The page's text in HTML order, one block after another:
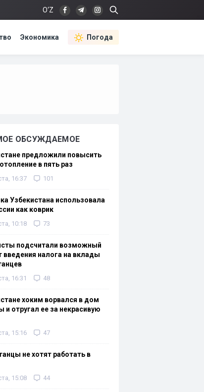
O‘Z
Экономика Погода
ОБСУЖДАЕМОЕ
предложили повысить
в пять раз
16:37 101
Узбекистана использовала
как коврик
10:18 73
подсчитали возможный
введения налога на вклады
16:31 48
хоким ворвался в дом
отругал ее за некрасивую
15:16 47
не хотят работать в
15:08 44